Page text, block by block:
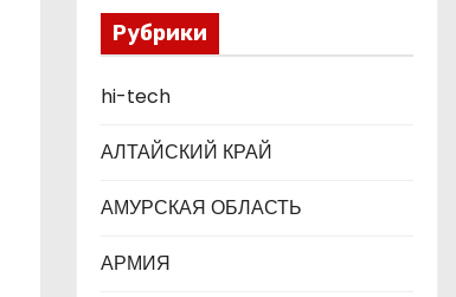
Рубрики
hi-tech
АЛТАЙСКИЙ КРАЙ
АМУРСКАЯ ОБЛАСТЬ
АРМИЯ